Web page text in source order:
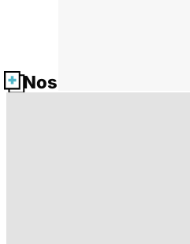
Nos fiches santé